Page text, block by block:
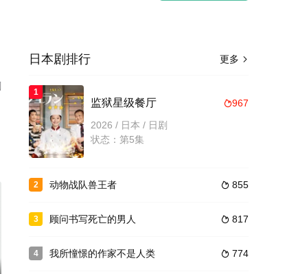
更多 
日本剧排行
1
967
监狱星级餐厅
2026 / 日本 / 日剧
状态：第5集
2  855
动物战队兽王者
3  817
顾问书写死亡的男人
4  774
我所憧憬的作家不是人类